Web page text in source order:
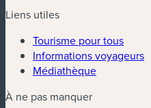
Liens utiles
Tourisme pour tous
Informations voyageurs
Médiathèque
À ne pas manquer